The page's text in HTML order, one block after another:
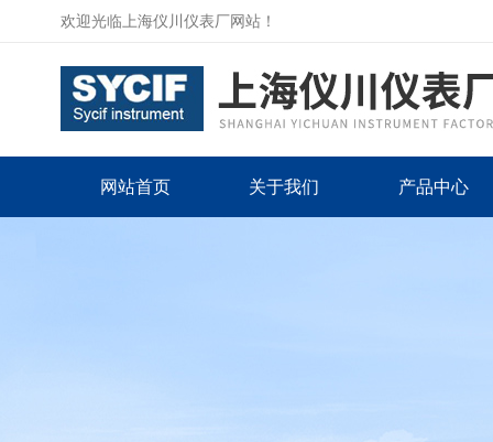
欢迎光临上海仪川仪表厂网站！
网站首页 关于我们 产品中心